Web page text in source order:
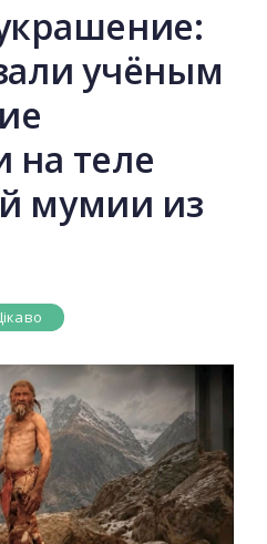
учёным
на теле
мумии из